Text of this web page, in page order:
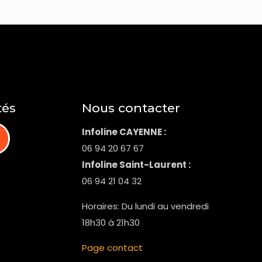
Nous contacter
Infoline CAYENNE :
06 94 20 67 67
Infoline Saint-Laurent :
06 94 21 04 32
Horaires: Du lundi au vendredi
18h30 à 21h30
Page contact